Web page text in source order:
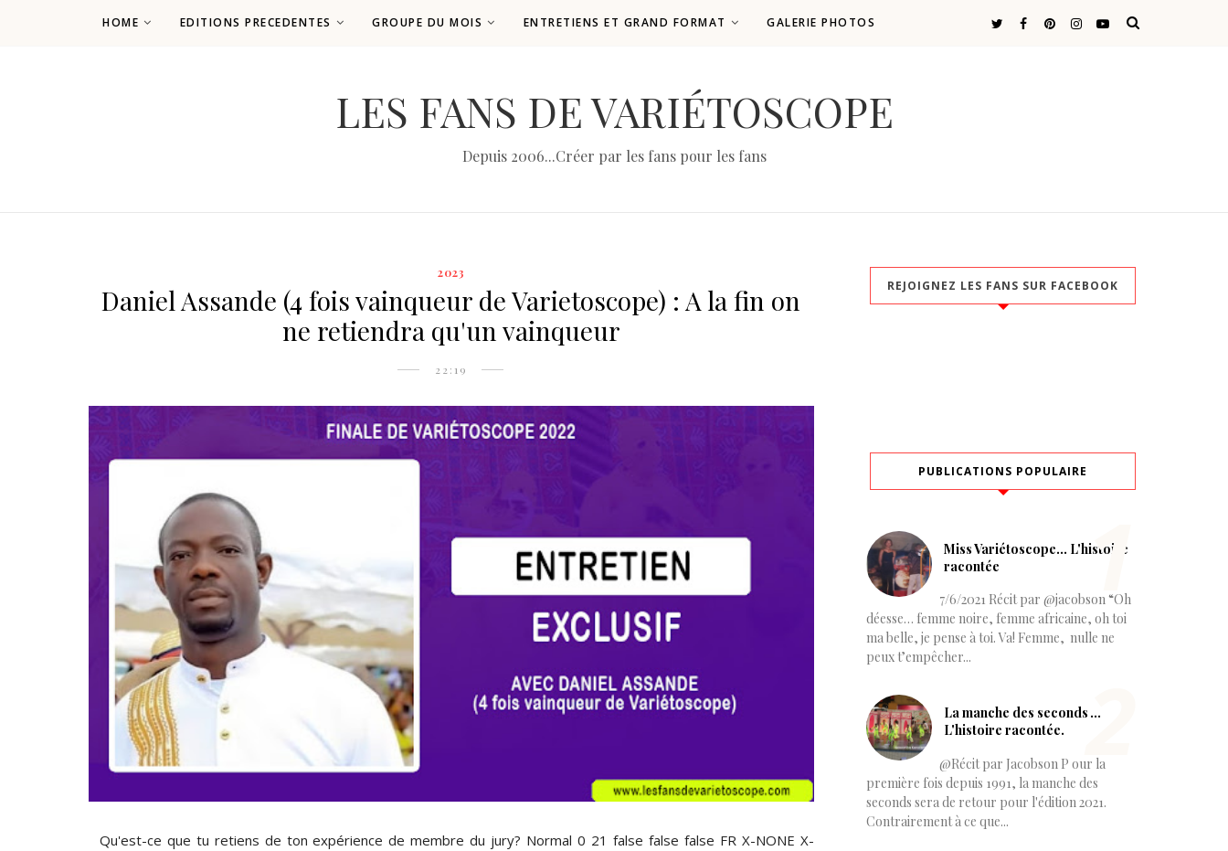
LES FANS DE VARIÉTOSCOPE
Depuis 2006...Créer par les fans pour les fans
HOME EDITIONS PRECEDENTES GROUPE DU MOIS ENTRETIENS ET GRAND FORMAT GALERIE PHOTOS
2023
Daniel Assande (4 fois vainqueur de Varietoscope) : A la fin on
ne retiendra qu'un vainqueur
22:19
Qu'est-ce que tu retiens de ton expérience de membre du jury? Normal 0 21 false false false FR X-NONE X-
REJOIGNEZ LES FANS SUR FACEBOOK
PUBLICATIONS POPULAIRE
Miss Variétoscope… L'histoire
racontée
7/6/2021 Récit par @jacobson “Oh
déesse… femme noire, femme africaine, oh toi
ma belle, je pense à toi. Va! Femme, nulle ne
peux t’empêcher...
La manche des seconds ...
L'histoire racontée.
@Récit par Jacobson P our la
première fois depuis 1991, la manche des
seconds sera de retour pour l'édition 2021.
Contrairement à ce que...